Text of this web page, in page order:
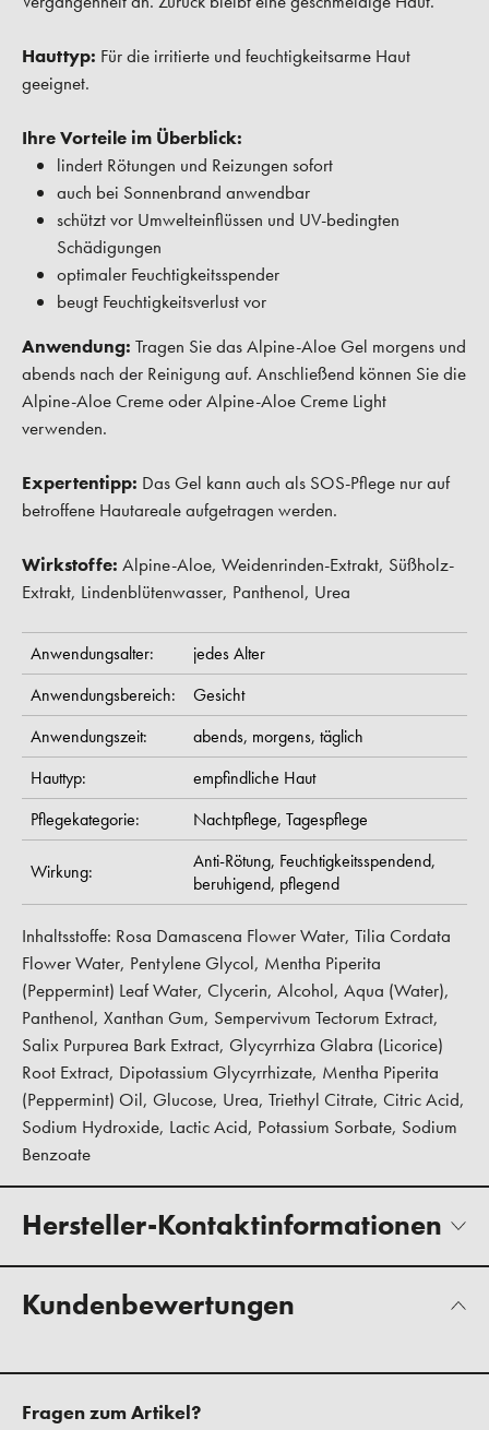
Hauttyp: Für die irritierte und feuchtigkeitsarme Haut
geeignet.
Ihre Vorteile im Überblick:
lindert Rötungen und Reizungen sofort
auch bei Sonnenbrand anwendbar
schützt vor Umwelteinflüssen und UV-bedingten
Schädigungen
optimaler Feuchtigkeitsspender
beugt Feuchtigkeitsverlust vor
Anwendung: Tragen Sie das Alpine-Aloe Gel morgens und
abends nach der Reinigung auf. Anschließend können Sie die
Alpine-Aloe Creme oder Alpine-Aloe Creme Light
verwenden.
Expertentipp: Das Gel kann auch als SOS-Pflege nur auf
betroffene Hautareale aufgetragen werden.
Wirkstoffe: Alpine-Aloe, Weidenrinden-Extrakt, Süßholz-
Extrakt, Lindenblütenwasser, Panthenol, Urea
Anwendungsalter:
jedes Alter
Anwendungsbereich:
Gesicht
Anwendungszeit:
abends, morgens, täglich
Hauttyp:
empfindliche Haut
Pflegekategorie:
Nachtpflege, Tagespflege
Wirkung: Anti-Rötung, Feuchtigkeitsspendend,
beruhigend, pflegend
Inhaltsstoffe: Rosa Damascena Flower Water, Tilia Cordata
Flower Water, Pentylene Glycol, Mentha Piperita
(Peppermint) Leaf Water, Clycerin, Alcohol, Aqua (Water),
Panthenol, Xanthan Gum, Sempervivum Tectorum Extract,
Salix Purpurea Bark Extract, Glycyrrhiza Glabra (Licorice)
Root Extract, Dipotassium Glycyrrhizate, Mentha Piperita
(Peppermint) Oil, Glucose, Urea, Triethyl Citrate, Citric Acid,
Sodium Hydroxide, Lactic Acid, Potassium Sorbate, Sodium
Benzoate
Hersteller-Kontaktinformationen
Kundenbewertungen
Fragen zum Artikel?